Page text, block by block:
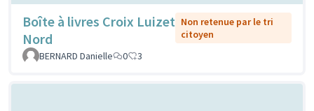
Boîte à livres Croix Luizet
Nord
Non retenue par le tri
citoyen
BERNARD Danielle
0 3